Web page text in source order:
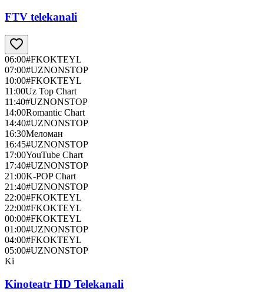
FTV telekanali
06:00#FKOKTEYL
07:00#UZNONSTOP
10:00#FKOKTEYL
11:00Uz Top Chart
11:40#UZNONSTOP
14:00Romantic Chart
14:40#UZNONSTOP
16:30Меломан
16:45#UZNONSTOP
17:00YouTube Chart
17:40#UZNONSTOP
21:00K-POP Chart
21:40#UZNONSTOP
22:00#FKOKTEYL
22:00#FKOKTEYL
00:00#FKOKTEYL
01:00#UZNONSTOP
04:00#FKOKTEYL
05:00#UZNONSTOP
Ki
Kinoteatr HD Telekanali